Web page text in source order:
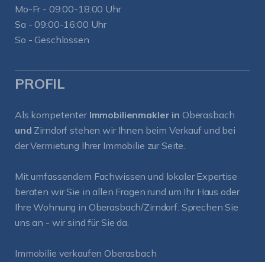
Mo-Fr - 09:00-18:00 Uhr
Sa - 09:00-16:00 Uhr
So - Geschlossen
PROFIL
Als kompetenter Immobilienmakler in Oberasbach
und Zirndorf stehen wir Ihnen beim Verkauf und bei
der Vermietung Ihrer Immobilie zur Seite.
Mit umfassendem Fachwissen und lokaler Expertise
beraten wir Sie in allen Fragen rund um Ihr Haus oder
Ihre Wohnung in Oberasbach/Zirndorf. Sprechen Sie
uns an - wir sind für Sie da.
Immobilie verkaufen Oberasbach